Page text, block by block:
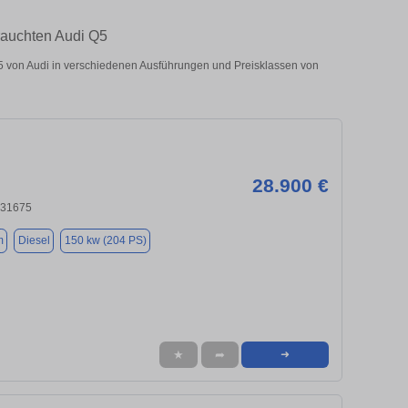
Audi Q5
Audi in verschiedenen Ausführungen und Preisklassen von
28.900 €
Diesel 150 kw (204 PS)
★ ➦ ➜